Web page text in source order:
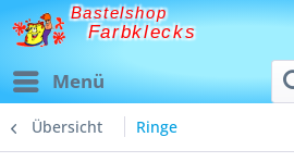
Bastelshop
Farbklecks
Menü
Übersicht Ringe